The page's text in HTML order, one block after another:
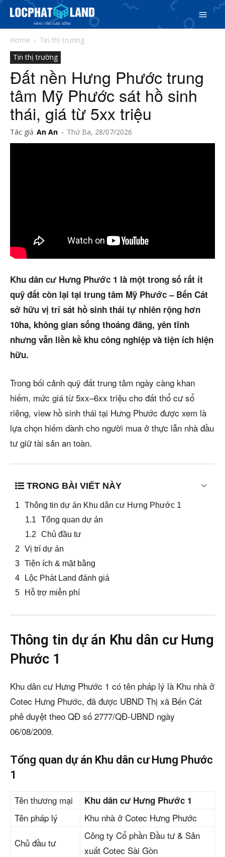
Trang chủ
Mua bán
Cho thuê
Thị trường
5/5(53 Reviews)
Home
Tin thị trường
Tin thị trường
Đất nền Hưng Phước trung
tâm Mỹ Phước sát hồ sinh
thái, giá từ 5xx triệu
Tác giả An An - Thứ Ba, 28/07/2026
Khu dân cư Hưng Phước 1 là một trong số rất ít
quỹ đất còn lại tại trung tâm Mỹ Phước – Bến Cát
sở hữu vị trí sát hồ sinh thái tự nhiên rộng hơn
10ha, không gian sống thoáng đãng, yên tĩnh
nhưng vẫn liền kề khu công nghiệp và tiện ích hiện
hữu.
Trong bối cảnh quỹ đất trung tâm ngày càng khan
hiếm, mức giá từ 5xx–6xx triệu cho đất thổ cư sổ
riêng, view hồ sinh thái tại Hưng Phước được xem là
lựa chọn hiếm dành cho người mua ở thực lẫn nhà đầu
tư giữ tài sản an toàn.
TRONG BÀI VIẾT NÀY
Thông tin dự án Khu dân cư Hưng Phước 1
Tổng quan dự án
Chủ đầu tư
Vị trí dự án
Tiện ích & mặt bằng
Lộc Phát Land đánh giá
Hỗ trợ miễn phí
Thông tin dự án Khu dân cư Hưng
Phước 1
Khu dân cư Hưng Phước 1 có tên pháp lý là Khu nhà ở
Cotec Hưng Phước, đã được UBND Thị xã Bến Cát
phê duyệt theo QĐ số 2777/QĐ-UBND ngày
06/08/2009.
Tổng quan dự án Khu dân cư Hưng Phước
1
Tên thương mại
Khu dân cư Hưng Phước 1
Tên pháp lý
Khu nhà ở Cotec Hưng Phước
Chủ đầu tư
Công ty Cổ phần Đầu tư & Sản
xuất Cotec Sài Gòn